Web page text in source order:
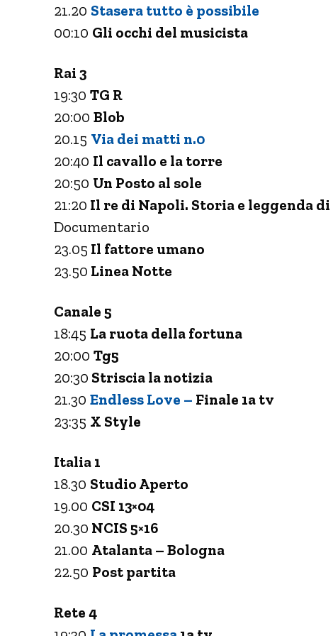
21.20 Stasera tutto è possibile
00:10 Gli occhi del musicista
Rai 3
19:30 TG R
20:00 Blob
20.15 Via dei matti n.0
20:40 Il cavallo e la torre
20:50 Un Posto al sole
21:20 Il re di Napoli. Storia e leggenda
Documentario
23.05 Il fattore umano
23.50 Linea Notte
Canale 5
18:45 La ruota della fortuna
20:00 Tg5
20:30 Striscia la notizia
21.30 Endless Love – Finale 1a tv
23:35 X Style
Italia 1
18.30 Studio Aperto
19.00 CSI 13×04
20.30 NCIS 5×16
21.00 Atalanta – Bologna
22.50 Post partita
Rete 4